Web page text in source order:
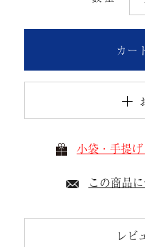
カー
小袋・手提
この商品
レビ